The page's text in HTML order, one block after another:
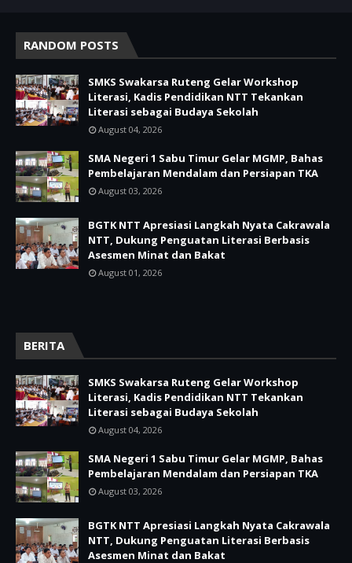
RANDOM POSTS
SMKS Swakarsa Ruteng Gelar Workshop
Literasi, Kadis Pendidikan NTT Tekankan
Literasi sebagai Budaya Sekolah
August 04, 2026
SMA Negeri 1 Sabu Timur Gelar MGMP, Bahas
Pembelajaran Mendalam dan Persiapan TKA
August 03, 2026
BGTK NTT Apresiasi Langkah Nyata Cakrawala
NTT, Dukung Penguatan Literasi Berbasis
Asesmen Minat dan Bakat
August 01, 2026
BERITA
SMKS Swakarsa Ruteng Gelar Workshop
Literasi, Kadis Pendidikan NTT Tekankan
Literasi sebagai Budaya Sekolah
August 04, 2026
SMA Negeri 1 Sabu Timur Gelar MGMP, Bahas
Pembelajaran Mendalam dan Persiapan TKA
August 03, 2026
BGTK NTT Apresiasi Langkah Nyata Cakrawala
NTT, Dukung Penguatan Literasi Berbasis
Asesmen Minat dan Bakat